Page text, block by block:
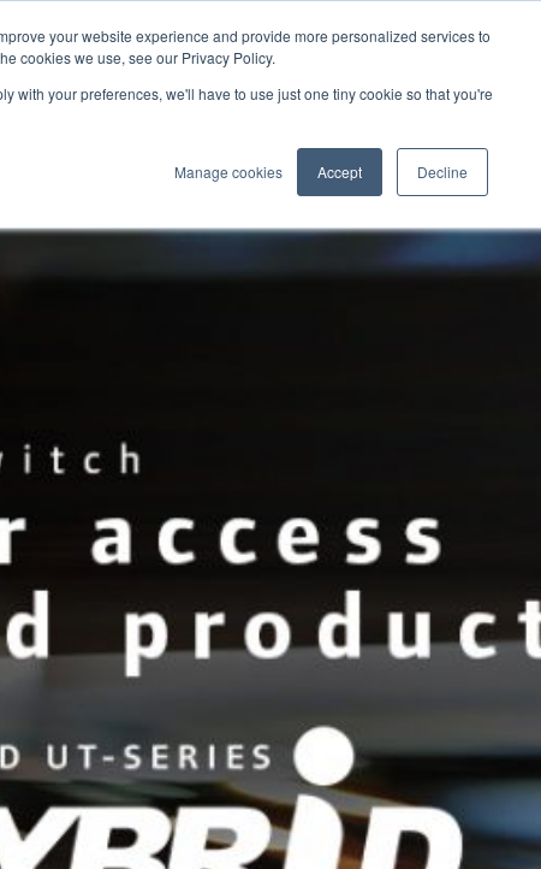
your website experience and provide more personalized services to
cookies we use, see our Privacy Policy.
with your preferences, we'll have to use just one tiny cookie so that you're
Manage cookies Accept Decline
ServiziApplicazioni